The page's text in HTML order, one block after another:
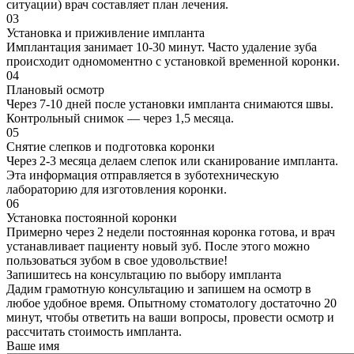
ситуации) врач составляет план лечения.
03
Установка и приживление импланта
Имплантация занимает 10-30 минут. Часто удаление зуба
происходит одномоментно с установкой временной коронки.
04
Плановый осмотр
Через 7-10 дней после установки импланта снимаются швы.
Контрольный снимок — через 1,5 месяца.
05
Снятие слепков и подготовка коронки
Через 2-3 месяца делаем слепок или сканирование импланта.
Эта информация отправляется в зуботехническую
лабораторию для изготовления коронки.
06
Установка постоянной коронки
Примерно через 2 недели постоянная коронка готова, и врач
устанавливает пациенту новый зуб. После этого можно
пользоваться зубом в свое удовольствие!
Запишитесь на консультацию по выбору импланта
Дадим грамотную консультацию и запишем на осмотр в
любое удобное время. Опытному стоматологу достаточно 20
минут, чтобы ответить на ваши вопросы, провести осмотр и
рассчитать стоимость импланта.
Ваше имя